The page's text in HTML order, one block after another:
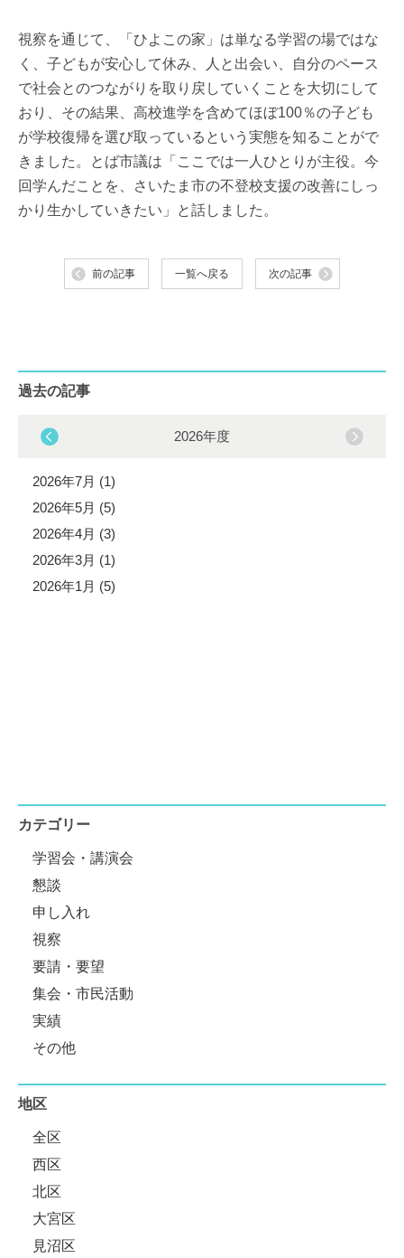
視察を通じて、「ひよこの家」は単なる学習の場ではな
く、子どもが安心して休み、人と出会い、自分のペース
で社会とのつながりを取り戻していくことを大切にして
おり、その結果、高校進学を含めてほぼ100％の子ども
が学校復帰を選び取っているという実態を知ることがで
きました。とば市議は「ここでは一人ひとりが主役。今
回学んだことを、さいたま市の不登校支援の改善にしっ
かり生かしていきたい」と話しました。
前の記事 一覧へ戻る 次の記事
過去の記事
2026年度
2026年7月 (1)
2026年5月 (5)
2026年4月 (3)
2026年3月 (1)
2026年1月 (5)
カテゴリー
学習会・講演会
懇談
申し入れ
視察
要請・要望
集会・市民活動
実績
その他
地区
全区
西区
北区
大宮区
見沼区